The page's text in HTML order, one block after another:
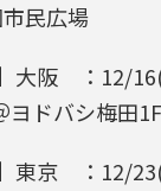
民広場
大阪 ：12/
ドバシ梅田
東京 ：12/